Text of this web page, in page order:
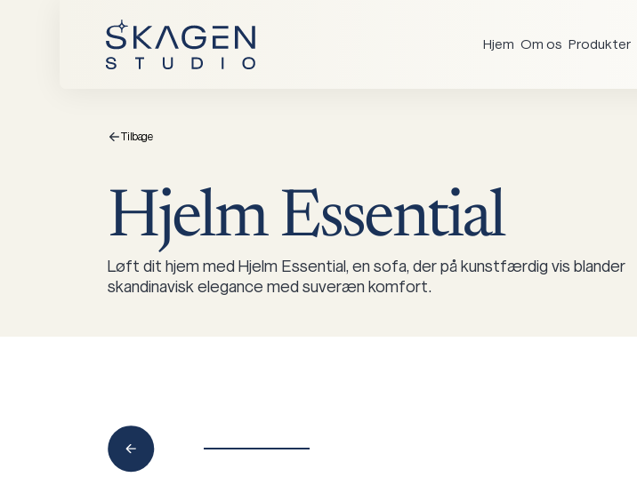
Hjem Om os Produkter
Tilbage
Hjelm Essential
Løft dit hjem med Hjelm Essential, en sofa, der på kunstfærdig vis blander
skandinavisk elegance med suveræn komfort.